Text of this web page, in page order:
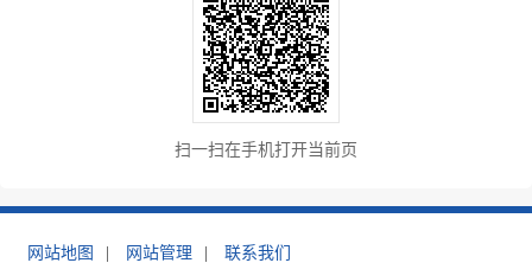
扫一扫在手机打开当前页
网站地图 网站管理 联系我们